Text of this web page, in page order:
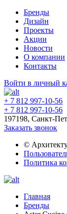
Бренды
Дизайн
Проекты
Акции
Новости
О компании
Контакты
Войти в личный
+ 7 812 997-10-56
+ 7 812 997-10-56
197198, Санкт-
Заказать звонок
©
Политика
Главная
Бренды